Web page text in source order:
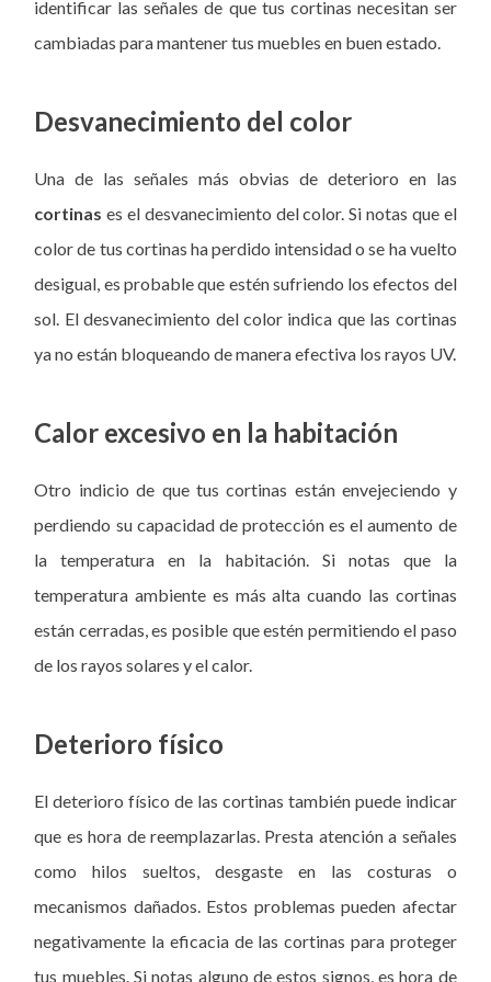
identificar las señales de que tus cortinas necesitan ser
cambiadas para mantener tus muebles en buen estado.
Desvanecimiento del color
Una de las señales más obvias de deterioro en las
cortinas es el desvanecimiento del color. Si notas que el
color de tus cortinas ha perdido intensidad o se ha vuelto
desigual, es probable que estén sufriendo los efectos del
sol. El desvanecimiento del color indica que las cortinas
ya no están bloqueando de manera efectiva los rayos UV.
Calor excesivo en la habitación
Otro indicio de que tus cortinas están envejeciendo y
perdiendo su capacidad de protección es el aumento de
la temperatura en la habitación. Si notas que la
temperatura ambiente es más alta cuando las cortinas
están cerradas, es posible que estén permitiendo el paso
de los rayos solares y el calor.
Deterioro físico
El deterioro físico de las cortinas también puede indicar
que es hora de reemplazarlas. Presta atención a señales
como hilos sueltos, desgaste en las costuras o
mecanismos dañados. Estos problemas pueden afectar
negativamente la eficacia de las cortinas para proteger
tus muebles. Si notas alguno de estos signos, es hora de